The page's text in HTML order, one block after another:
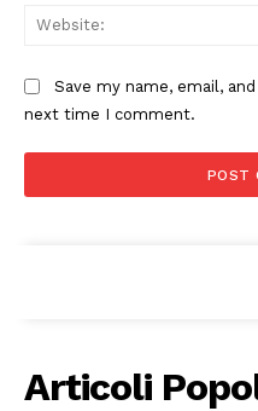
Save my name, email,
next time I comment.
Articoli